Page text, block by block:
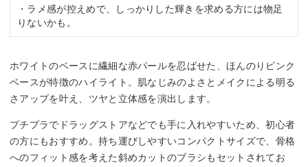
・ラメ感が控えめで、しっかりした輝きを求める方には物足
りないかも。
ホワイトのベースに繊細な赤パールを忍ばせた、ほんのりピンク
ベースが特徴のハイライト。肌なじみのよさとメイクによる明る
さアップを叶え、ツヤと立体感を演出します。
プチプラでドラッグストアなどでも手に入れやすいため、初心者
の方にもおすすめ。持ち運びしやすいコンパクトサイズで、骨格
へのフィット感を考えた斜めカットのブラシもセットされてお